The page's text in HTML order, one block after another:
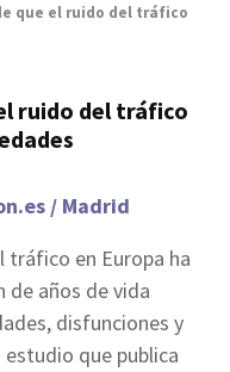
que el ruido del tráfico
ruido del tráfico
/ Madrid
tráfico en Europa ha
de años de vida
disfunciones y
que publica